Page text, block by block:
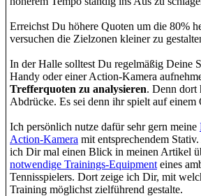
Erreichst Du höhere Quoten um die 80%
versuchen die Zielzonen kleiner zu
In der Halle solltest Du regelmäßig Deine
Handy oder einer Action-Kamera
Trefferquoten zu analysieren. Denn dort
Abdrücke. Es sei denn ihr spielt auf einem
Ich persönlich nutze dafür sehr gern meine
Action-Kamera mit entsprechendem
ich Dir mal einen Blick in meinen Artikel
notwendige Trainings-Equipment eines
Tennisspielers. Dort zeige ich Dir, mit
Training möglichst zielführend gestalte.